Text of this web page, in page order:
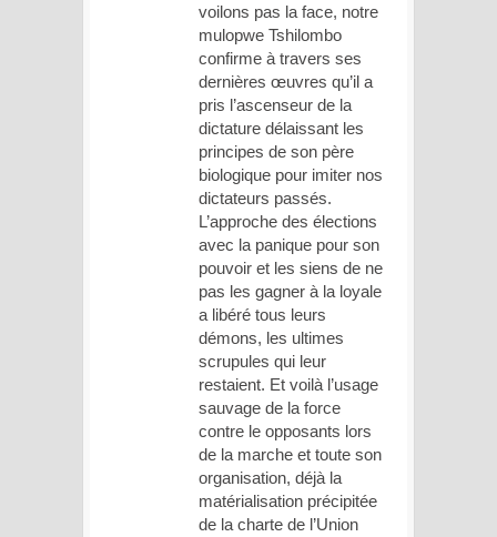
voilons pas la face, notre
mulopwe Tshilombo
confirme à travers ses
dernières œuvres qu’il a
pris l’ascenseur de la
dictature délaissant les
principes de son père
biologique pour imiter nos
dictateurs passés.
L’approche des élections
avec la panique pour son
pouvoir et les siens de ne
pas les gagner à la loyale
a libéré tous leurs
démons, les ultimes
scrupules qui leur
restaient. Et voilà l’usage
sauvage de la force
contre le opposants lors
de la marche et toute son
organisation, déjà la
matérialisation précipitée
de la charte de l’Union